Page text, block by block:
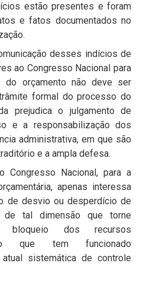
estão presentes e foram
e fatos documentados no
desses indícios de
ao Congresso Nacional para
do orçamento não deve ser
formal do processo do
prejudica o julgamento de
e a responsabilização dos
administrativa, em que são
e a ampla defesa.
Nacional, para a
apenas interessa
de desvio ou desperdício de
de tal dimensão que torne
bloqueio dos recursos
o que tem funcionado
atual sistemática de controle